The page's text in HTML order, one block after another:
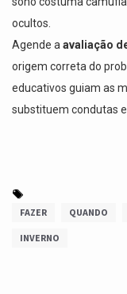
ocultos.
Agende a avaliação
origem correta do
educativos guiam as
substituem condutas
FAZER QUANDO
INVERNO